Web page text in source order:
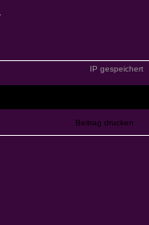
IP gespeichert